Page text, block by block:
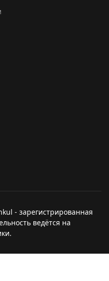
- зарегистрированная
ведётся на